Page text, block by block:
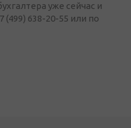
уже сейчас и
(499) 638-20-55 или по